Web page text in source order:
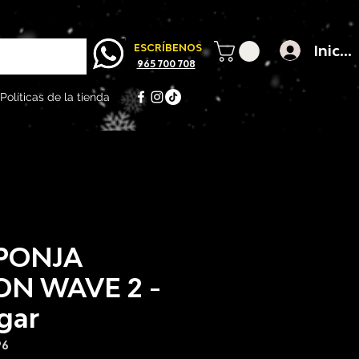
Políticas de la tienda
965 700 708
ESCRÍBENOS
WAVE 2 -